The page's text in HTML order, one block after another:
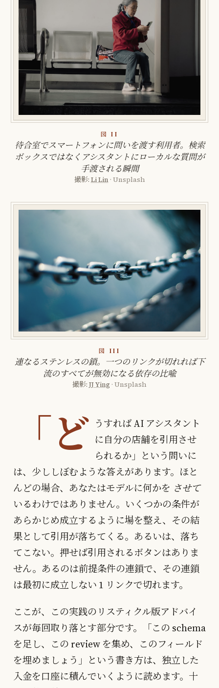
図 II
待合室でスマートフォンに問いを渡す利用者。検索
ボックスではなくアシスタントにローカルな質問が
手渡される瞬間
撮影: Li Lin · Unsplash
図 III
連なるステンレスの鎖。一つのリンクが切れれば下
流のすべてが無効になる依存の比喩
撮影: JJ Ying · Unsplash
「ど うすれば AI アシスタント
に自分の店舗を引用させ
られるか」という問いに
は、少ししぼむような答えがあります。ほと
んどの場合、あなたはモデルに何かを させて
いるわけではありません。いくつかの条件が
あらかじめ成立するように場を整え、その結
果として引用が落ちてくる。あるいは、落ち
てこない。押せば引用されるボタンはありま
せん。あるのは前提条件の連鎖で、その連鎖
は最初に成立しない 1 リンクで切れます。
ここが、この実践のリスティクル版アドバイ
スが毎回取り落とす部分です。「この schema
を足し、この review を集め、このフィールド
を埋めましょう」という書き方は、独立した
入金を口座に積んでいくように読めます。十